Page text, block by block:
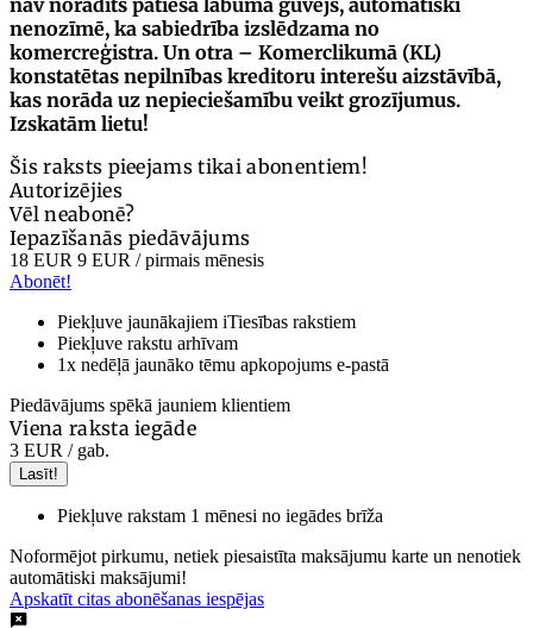
nenozīmē, ka sabiedrība izslēdzama no
komercreģistra. Un otra – Komerclikumā (KL)
konstatētas nepilnības kreditoru interešu aizstāvībā,
kas norāda uz nepieciešamību veikt grozījumus.
Izskatām lietu!
Šis raksts pieejams tikai abonentiem!
Autorizējies
Vēl neabonē?
Iepazīšanās piedāvājums
18 EUR 9 EUR / pirmais mēnesis
Abonēt!
Piekļuve jaunākajiem iTiesības rakstiem
Piekļuve rakstu arhīvam
1x nedēļā jaunāko tēmu apkopojums e-pastā
Piedāvājums spēkā jauniem klientiem
Viena raksta iegāde
3 EUR / gab.
Lasīt!
Piekļuve rakstam 1 mēnesi no iegādes brīža
Noformējot pirkumu, netiek piesaistīta maksājumu karte un nenotiek
automātiski maksājumi!
Apskatīt citas abonēšanas iespējas